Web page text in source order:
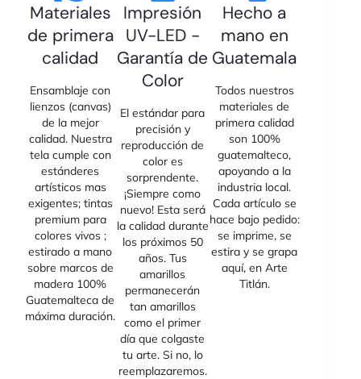
Materiales
de primera
calidad
Ensamblaje con
lienzos (canvas)
de la mejor
calidad. Nuestra
tela cumple con
estánderes
artísticos mas
exigentes; tintas
premium para
colores vivos ;
estirado a mano
sobre marcos de
madera 100%
Guatemalteca de
máxima duración.
Impresión
UV-LED -
Garantía de
Color
El estándar para
precisión y
reproducción de
color es
sorprendente.
¡Siempre como
nuevo! Esta será
la calidad durante
los próximos 50
años. Tus
amarillos
permanecerán
tan amarillos
como el primer
día que colgaste
tu arte. Si no, lo
reemplazaremos.
Hecho a
mano en
Guatemala
Todos nuestros
materiales de
primera calidad
son 100%
guatemalteco,
apoyando a la
industria local.
Cada artículo se
hace bajo pedido:
se imprime, se
estira y se grapa
aquí, en Arte
Titlán.